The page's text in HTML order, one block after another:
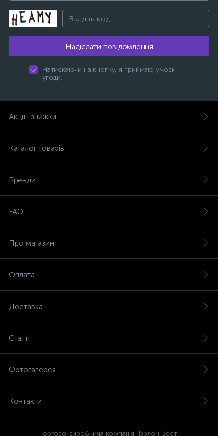
Надіслати повідомлення
Натискаючи на кнопку, я приймаю умови
угоди.
Акції і знижки
Каталог товарів
Бренди
FAQ
Про магазин
Оплата
Доставка
Статті
Фотогалерея
Контакти
Торгово-виробнича компанія "Ізолон-Вест"